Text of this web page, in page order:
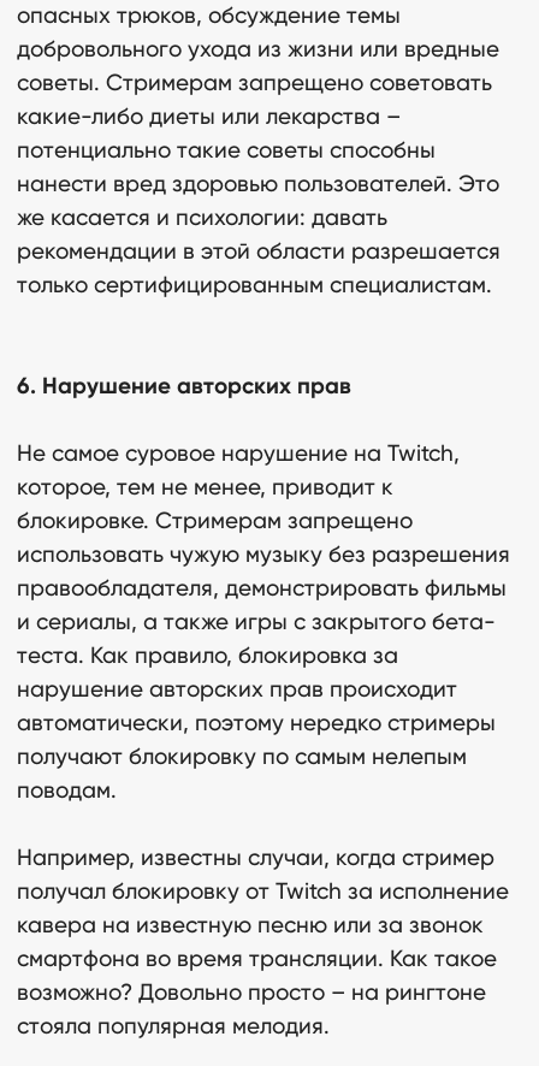
опасных трюков, обсуждение темы
добровольного ухода из жизни или вредные
советы. Стримерам запрещено советовать
какие-либо диеты или лекарства –
потенциально такие советы способны
нанести вред здоровью пользователей. Это
же касается и психологии: давать
рекомендации в этой области разрешается
только сертифицированным специалистам.
6. Нарушение авторских прав
Не самое суровое нарушение на Twitch,
которое, тем не менее, приводит к
блокировке. Стримерам запрещено
использовать чужую музыку без разрешения
правообладателя, демонстрировать фильмы
и сериалы, а также игры с закрытого бета-
теста. Как правило, блокировка за
нарушение авторских прав происходит
автоматически, поэтому нередко стримеры
получают блокировку по самым нелепым
поводам.
Например, известны случаи, когда стример
получал блокировку от Twitch за исполнение
кавера на известную песню или за звонок
смартфона во время трансляции. Как такое
возможно? Довольно просто – на рингтоне
стояла популярная мелодия.